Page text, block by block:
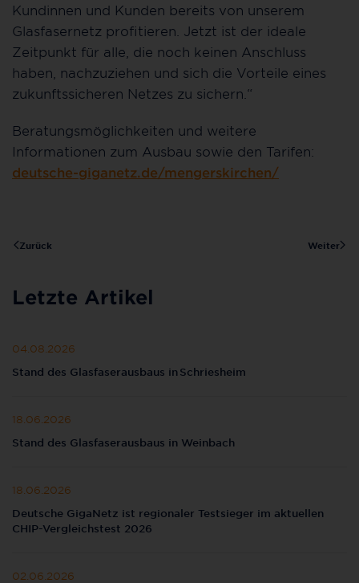
Kundinnen und Kunden bereits von unserem
Glasfasernetz profitieren. Jetzt ist der ideale
Zeitpunkt für alle, die noch keinen Anschluss
haben, nachzuziehen und sich die Vorteile eines
zukunftssicheren Netzes zu sichern.“
Beratungsmöglichkeiten und weitere
Informationen zum Ausbau sowie den Tarifen:
deutsche-giganetz.de/mengerskirchen/
Zurück Weiter
Letzte Artikel
04.08.2026
Stand des Glasfaserausbaus in Schriesheim
18.06.2026
Stand des Glasfaserausbaus in Weinbach
18.06.2026
Deutsche GigaNetz ist regionaler Testsieger im aktuellen
CHIP-Vergleichstest 2026
02.06.2026